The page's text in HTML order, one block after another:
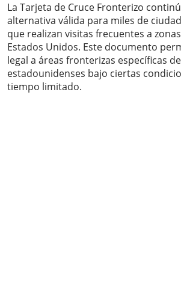
La Tarjeta de Cruce Fronterizo
alternativa válida para miles de
que realizan visitas frecuentes a
Estados Unidos. Este documento
legal a áreas fronterizas específicas
estadounidenses bajo ciertas
tiempo limitado.